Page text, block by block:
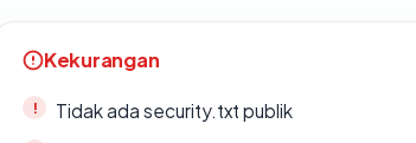
Kekurangan
Tidak ada security.txt publik